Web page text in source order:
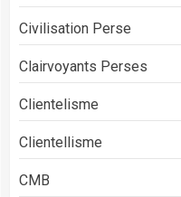
Civilisation Perse
Clairvoyants Perses
Clientelisme
Clientellisme
CMB